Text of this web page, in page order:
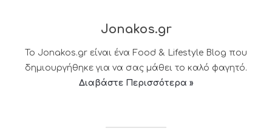
Jonakos.gr
Το Jonakos.gr είναι ένα Food & Lifestyle Blog που
δημιουργήθηκε για να σας μάθει το καλό φαγητό.
Διαβάστε Περισσότερα »